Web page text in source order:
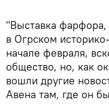
"Выставка фарфора,
в Огрском
начале февраля,
общество, но, как
вошли другие
Авена там, где он